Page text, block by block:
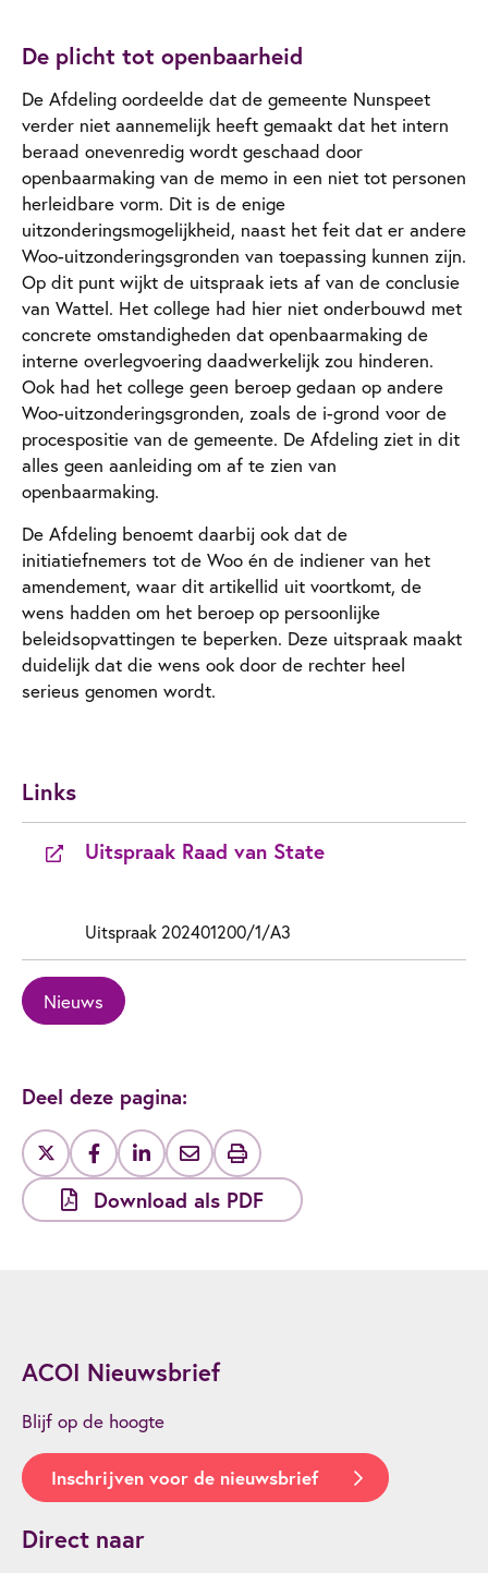
De plicht tot openbaarheid
De Afdeling oordeelde dat de gemeente Nunspeet
verder niet aannemelijk heeft gemaakt dat het intern
beraad onevenredig wordt geschaad door
openbaarmaking van de memo in een niet tot personen
herleidbare vorm. Dit is de enige
uitzonderingsmogelijkheid, naast het feit dat er andere
Woo-uitzonderingsgronden van toepassing kunnen zijn.
Op dit punt wijkt de uitspraak iets af van de conclusie
van Wattel. Het college had hier niet onderbouwd met
concrete omstandigheden dat openbaarmaking de
interne overlegvoering daadwerkelijk zou hinderen.
Ook had het college geen beroep gedaan op andere
Woo-uitzonderingsgronden, zoals de i-grond voor de
procespositie van de gemeente. De Afdeling ziet in dit
alles geen aanleiding om af te zien van
openbaarmaking.
De Afdeling benoemt daarbij ook dat de
initiatiefnemers tot de Woo én de indiener van het
amendement, waar dit artikellid uit voortkomt, de
wens hadden om het beroep op persoonlijke
beleidsopvattingen te beperken. Deze uitspraak maakt
duidelijk dat die wens ook door de rechter heel
serieus genomen wordt.
Links
Uitspraak Raad van State
Uitspraak 202401200/1/A3
Nieuws
Deel deze pagina:
Download als PDF
ACOI Nieuwsbrief
Blijf op de hoogte
Inschrijven voor de nieuwsbrief
Direct naar